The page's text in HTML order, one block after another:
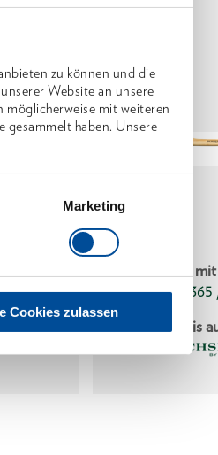
zu können und die
Website an unsere
mit weiteren
gesammelt haben. Unsere
Marketing
Cookies zulassen
Handsappie
1949365
Preis